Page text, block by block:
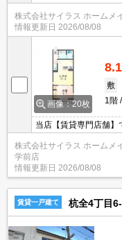
い！どこにある物件で
せ♪初期費用がご心配
お部屋探し頂けます。
株式会社サイラス ホームメ
情報更新日 2026/08/08
画像：20枚
8.1
敷
1階
当店【賃貸専門店舗】
い！どこにある物件で
せ♪初期費用がご心配
お部屋探し頂けます。
株式会社サイラス ホームメ
学前店
情報更新日 2026/08/08
賃貸一戸建て 杭全4丁目